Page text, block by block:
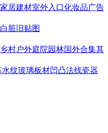
家居建材室外入口化妆品广告
脏旧贴图
乡村户外庭院园林国外合集其
水纹玻璃板材凹凸法线瓷器